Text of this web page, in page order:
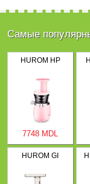
Самые
HUROM HP
7748 MDL
HUROM GI